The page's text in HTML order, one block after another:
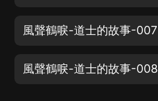
風聲鶴唳-道士的故事-007
風聲鶴唳-道士的故事-008